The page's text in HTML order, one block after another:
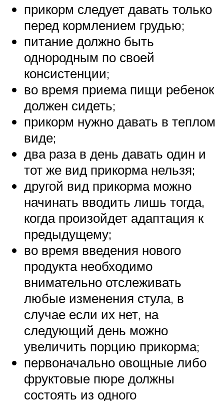
прикорм следует давать только
перед кормлением грудью;
питание должно быть
однородным по своей
консистенции;
во время приема пищи ребенок
должен сидеть;
прикорм нужно давать в теплом
виде;
два раза в день давать один и
тот же вид прикорма нельзя;
другой вид прикорма можно
начинать вводить лишь тогда,
когда произойдет адаптация к
предыдущему;
во время введения нового
продукта необходимо
внимательно отслеживать
любые изменения стула, в
случае если их нет, на
следующий день можно
увеличить порцию прикорма;
первоначально овощные либо
фруктовые пюре должны
состоять из одного